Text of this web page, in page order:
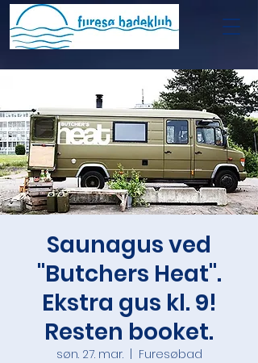
Saunagus ved
"Butchers Heat".
Ekstra gus kl. 9!
Resten booket.
søn. 27. mar.
  |
Furesøbad